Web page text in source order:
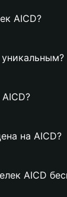
AICD?
на AICD?
AICD